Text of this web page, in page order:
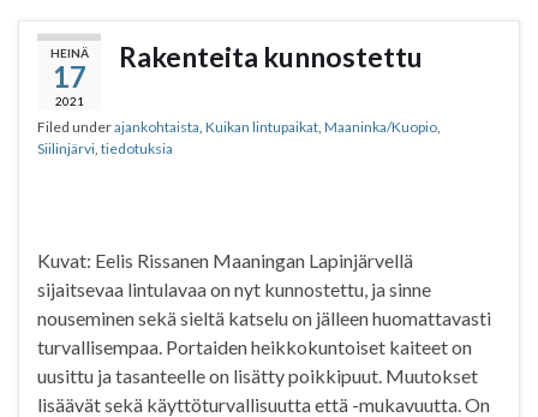
e
b
o
o
k
t
t
s
A
p
r
HEINÄ
17
2021
Rakenteita kunnostettu
Filed underajankohtaista Kuikan lintupaikat Maaninka/Kuopio
Siilinjärvi tiedotuksia
Kuvat: Eelis Rissanen Maaningan Lapinjärvellä
sijaitsevaa lintulavaa on nyt kunnostettu, ja sinne
nouseminen sekä sieltä katselu on jälleen huomattavasti
turvallisempaa. Portaiden heikkokuntoiset kaiteet on
uusittu ja tasanteelle on lisätty poikkipuut. Muutokset
lisäävät sekä käyttöturvallisuutta että -mukavuutta. On